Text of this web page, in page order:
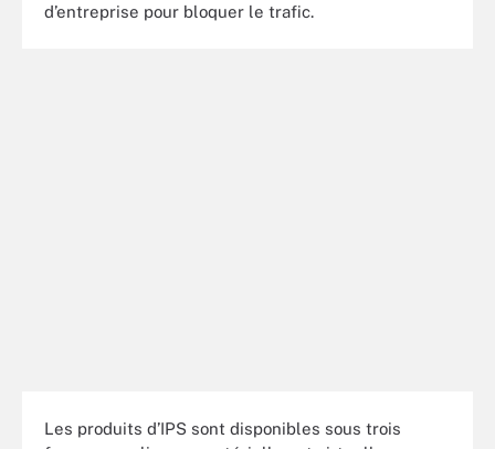
d’entreprise pour bloquer le trafic.
Les produits d’IPS sont disponibles sous trois